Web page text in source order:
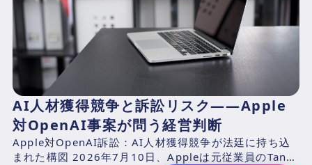
AI人材獲得競争と訴訟リスク――Apple
対OpenAI事案が問う経営判断
Apple対OpenAI訴訟：AI人材獲得競争が法廷に持ち込
まれた構図 2026年7月10日、Appleは元従業員のTang